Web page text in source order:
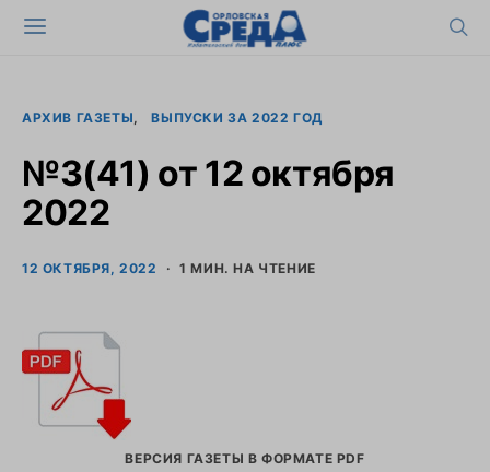
АРХИВ ГАЗЕТЫ ВЫПУСКИ ЗА 2022 ГОД
№3(41) от 12 октября
2022
12 ОКТЯБРЯ, 2022 1 МИН. НА ЧТЕНИЕ
ВЕРСИЯ ГАЗЕТЫ В ФОРМАТЕ PDF